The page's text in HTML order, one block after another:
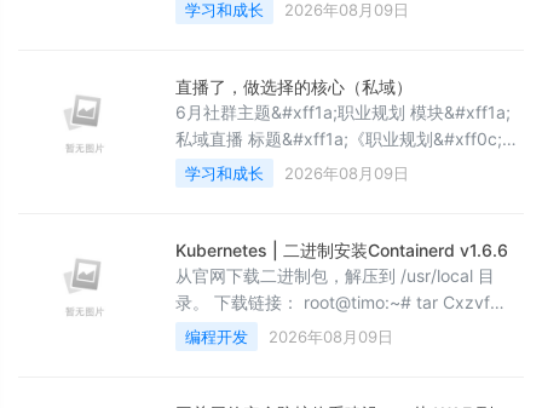
比图 4. 详细原理解析 4.1 &#96;#
&#96;${}&#96;&#xff1a;纯文本替换 5. 代码示
例对比 5.1 Mappe
学习和成长 2026年08月09日
直播了，做选择的核心（私域）
6月社群主题&#xff1a;职业规划 模块&#xff1a;
私域直播 标题&#xff1a;《职业规划&#xff0c;我
们究竟如何做选择&#xff1f;》 时间
&#xff1a;6.28 20:00 直播讲些什么内容
的路&#xff0c;到底有没有前途&#xff1f; - 职场
之路&#xff0c;到底能不能复制
学习和成长 2026年08月09日
Kubernetes | 二进制安装Containerd v1.6.6
从官网下载二进制包，解压到 /usr/local 目
录。 下载链接： root@timo:~# tar Cxzvf
/usr/local containerd-1.6.6-linux-amd64.t
编程开发 2026年08月09日